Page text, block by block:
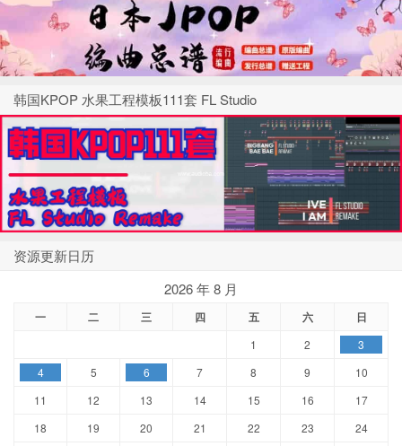
韩国KPOP 水果工程模板111套 FL Studio
资源更新日历
2026 年 8 月
一 二 三 四 五 六 日
1 2
3
4
5 6 7 8 9
10
11
12 13 14 15 16
17
18
19 20 21 22 23
24